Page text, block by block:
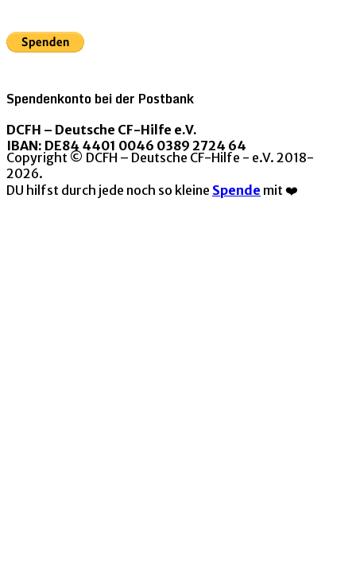
Spendenkonto bei der Postbank
DCFH – Deutsche CF-Hilfe e.V.
IBAN: DE84 4401 0046 0389 2724 64
Copyright © DCFH – Deutsche CF-Hilfe - e.V. 2018-
2026.
DU hilfst durch jede noch so kleine Spende mit ❤️